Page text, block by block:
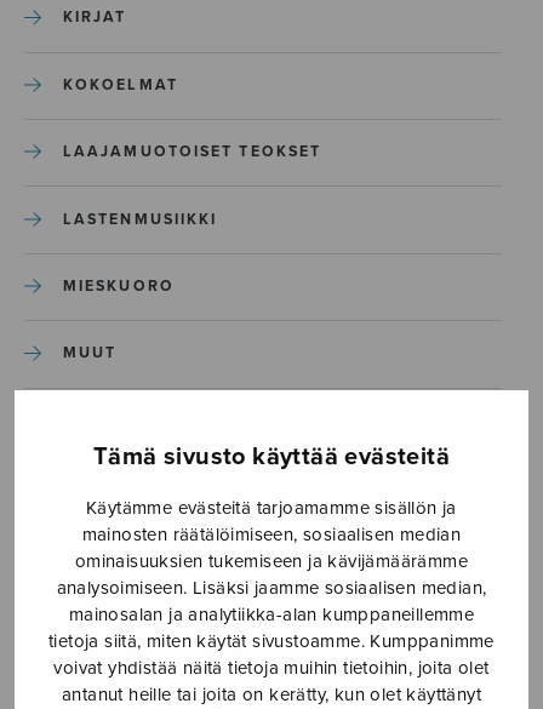
Tämä sivusto käyttää evästeitä
Käytämme evästeitä tarjoamamme sisällön ja
mainosten räätälöimiseen, sosiaalisen median
ominaisuuksien tukemiseen ja kävijämäärämme
analysoimiseen. Lisäksi jaamme sosiaalisen median,
mainosalan ja analytiikka-alan kumppaneillemme
tietoja siitä, miten käytät sivustoamme. Kumppanimme
voivat yhdistää näitä tietoja muihin tietoihin, joita olet
antanut heille tai joita on kerätty, kun olet käyttänyt
KIRJAT
KOKOELMAT
LAAJAMUOTOISET TEOKSET
LASTENMUSIIKKI
MIESKUORO
MUUT
SOITINKOULUT JA OPPAAT
SOITINMUSIIKKI
YKSINLAULU